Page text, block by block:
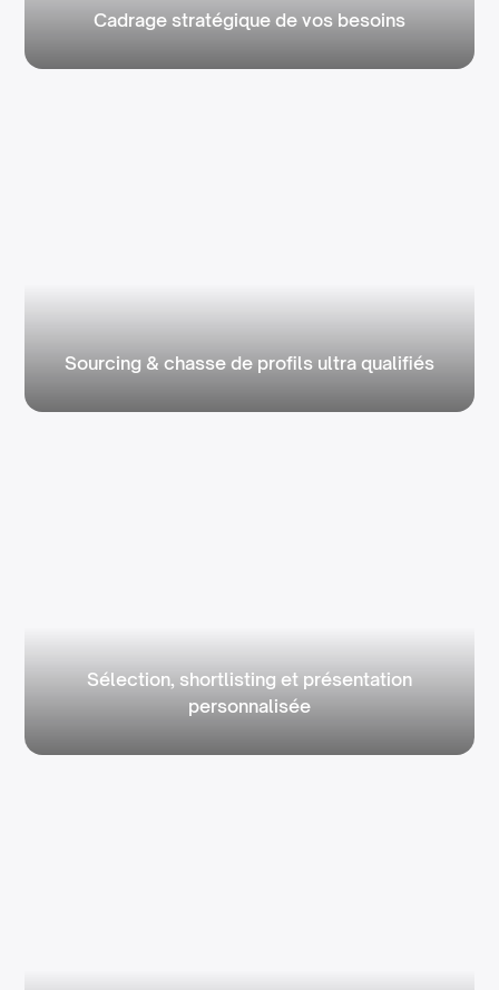
Cadrage stratégique de vos besoins
Sourcing & chasse de profils ultra qualifiés
Sélection, shortlisting et présentation
personnalisée